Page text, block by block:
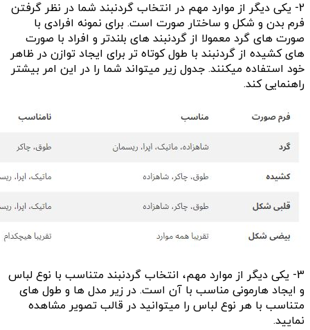
2- یکی دیگر از موارد مهم در انتخاب گردنبند شما در نظر گرفتن
فرم بدن و شکل و ساختار صورت است. برای نمونه افرادی با
صورت های گرد معمولا از گردنبند های بلندتر و افراد با صورت
های کشیده از گردنبند با طول کوتاه تر برای ایجاد توازن در ظاهر
خود استفاده میکنند. جدول زیر میتواند شما را در این امر بیشتر
راهنمایی کند.
3- یکی دیگر از موارد مهم، انتخاب گردنبند متناسب با نوع لباس
و ایجاد هارمونی مناسب با آن است. در زیر مدل ها و طول های
متناسب با هر نوع لباس را میتوانید در قالب تصویر مشاهده
نمایید.